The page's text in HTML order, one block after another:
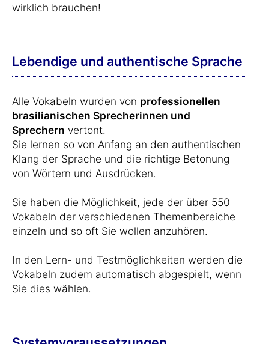
wirklich brauchen!
Lebendige und authentische Sprache
Alle Vokabeln wurden von professionellen
brasilianischen Sprecherinnen und
Sprechern vertont.
Sie lernen so von Anfang an den authentischen
Klang der Sprache und die richtige Betonung
von Wörtern und Ausdrücken.
Sie haben die Möglichkeit, jede der über 550
Vokabeln der verschiedenen Themenbereiche
einzeln und so oft Sie wollen anzuhören.
In den Lern- und Testmöglichkeiten werden die
Vokabeln zudem automatisch abgespielt, wenn
Sie dies wählen.